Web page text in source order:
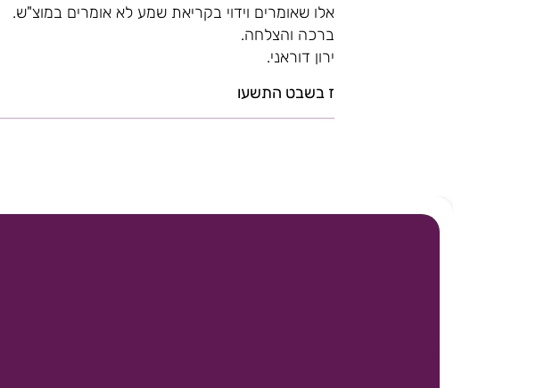
אלו שאומרים וידוי בקריאת שמע לא אומרים במוצ"ש.
ברכה והצלחה.
ירון דוראני.
ז בשבט התשעו